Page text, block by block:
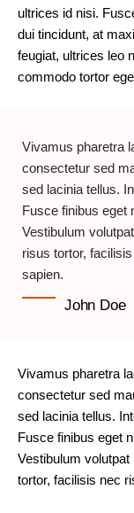
ultrices id nisi.
dui tincidunt, at
feugiat, ultrices leo
commodo tortor
Vivamus pharetra
consectetur sed
sed lacinia tellus.
Fusce finibus eget
Vestibulum
risus tortor,
sapien.
John Doe
Vivamus pharetra
consectetur sed
sed lacinia tellus.
Fusce finibus eget
Vestibulum
tortor, facilisis nec